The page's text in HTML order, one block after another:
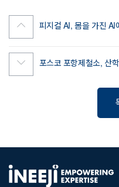
피지컬 AI, 몸을 가진 AI
포스코 포항제철소, 산